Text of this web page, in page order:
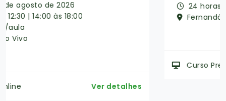
24 horas/aula
Fernandópolis - SP
Ver detalhes